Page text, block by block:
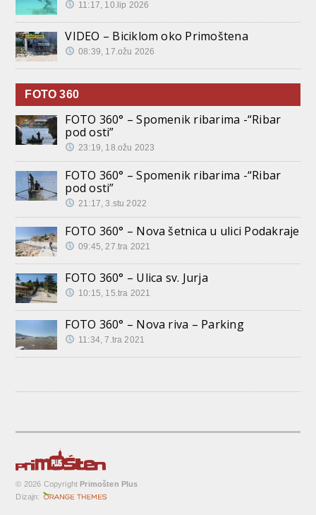
11:17, 10.lip 2026
VIDEO – Biciklom oko Primoštena
08:39, 17.ožu 2026
FOTO 360
FOTO 360° – Spomenik ribarima -“Ribar
pod osti”
23:19, 18.ožu 2023
FOTO 360° – Spomenik ribarima -“Ribar
pod osti”
21:17, 3.stu 2022
FOTO 360° – Nova šetnica u ulici Podakraje
09:45, 27.tra 2021
FOTO 360° – Ulica sv. Jurja
10:15, 15.tra 2021
FOTO 360° – Nova riva – Parking
11:34, 7.tra 2021
© 2026 Copyright Primošten Plus
Dizajn: